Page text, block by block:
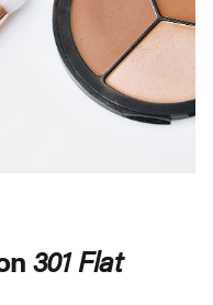
301 Flat